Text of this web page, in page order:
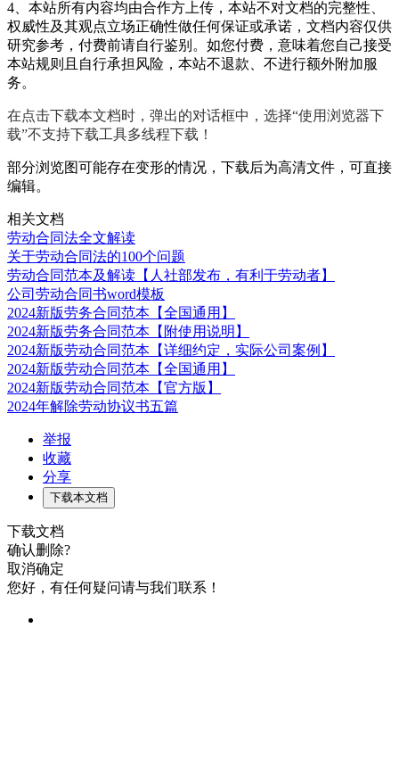
4、本站所有内容均由合作方上传，本站不对文档的完整性、
权威性及其观点立场正确性做任何保证或承诺，文档内容仅供
研究参考，付费前请自行鉴别。如您付费，意味着您自己接受
本站规则且自行承担风险，本站不退款、不进行额外附加服
务。
在点击下载本文档时，弹出的对话框中，选择“使用浏览器下
载”不支持下载工具多线程下载！
部分浏览图可能存在变形的情况，下载后为高清文件，可直接
编辑。
相关文档
劳动合同法全文解读
关于劳动合同法的100个问题
劳动合同范本及解读【人社部发布，有利于劳动者】
公司劳动合同书word模板
2024新版劳务合同范本【全国通用】
2024新版劳务合同范本【附使用说明】
2024新版劳动合同范本【详细约定，实际公司案例】
2024新版劳动合同范本【全国通用】
2024新版劳动合同范本【官方版】
2024年解除劳动协议书五篇
举报
收藏
分享
下载本文档
下载文档
确认删除?
取消确定
您好，有任何疑问请与我们联系！